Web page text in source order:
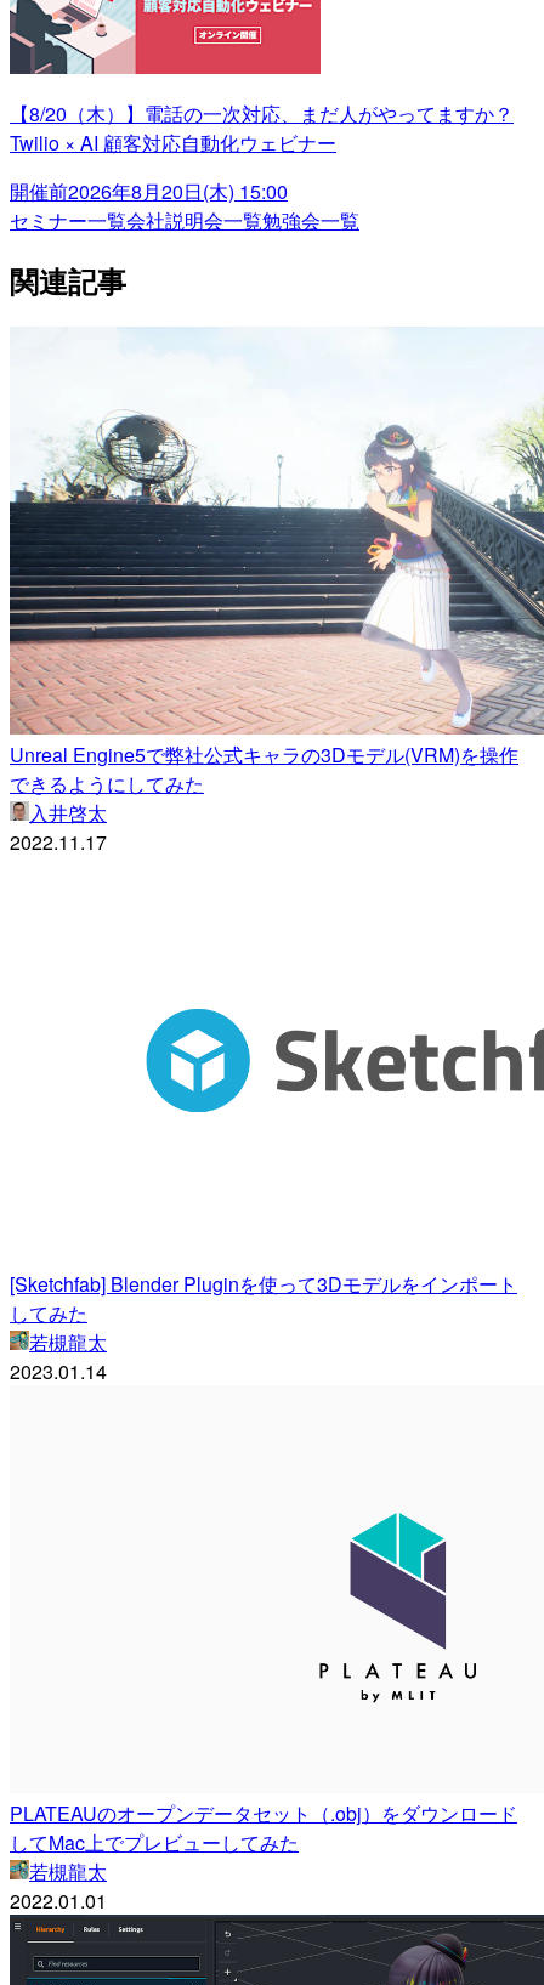
【8/20（木）】電話の一次対応、まだ人がやってますか？
Twilio × AI 顧客対応自動化ウェビナー
開催前2026年8月20日(木) 15:00
セミナー一覧会社説明会一覧勉強会一覧
関連記事
Unreal Engine5で弊社公式キャラの3Dモデル(VRM)を操作
できるようにしてみた
入井啓太
2022.11.17
[Sketchfab] Blender Pluginを使って3Dモデルをインポート
してみた
若槻龍太
2023.01.14
PLATEAUのオープンデータセット（.obj）をダウンロード
してMac上でプレビューしてみた
若槻龍太
2022.01.01